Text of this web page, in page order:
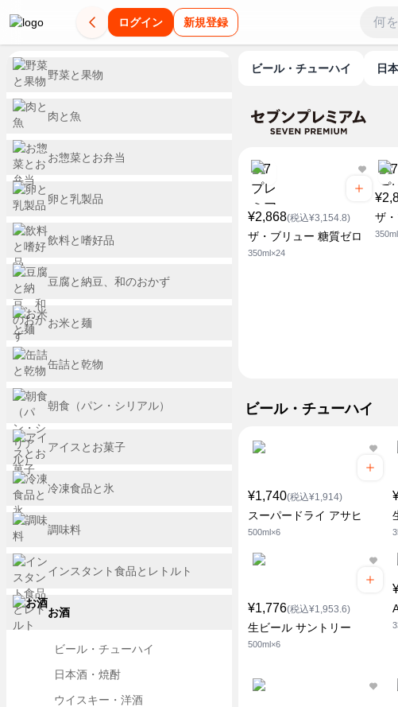
ログイン 新規登録
ビール・チューハイ
¥2,868(税込¥3,154.8)
ザ・ブリュー 糖質ゼロ
350ml×24
ザ
ビール・チューハイ
¥1,740(税込¥1,914)
スーパードライ アサヒ
500ml×6
¥1,776(税込¥1,953.6)
生ビール サントリー
500ml×6
野菜と果物
肉と魚
お惣菜とお弁当
卵と乳製品
飲料と嗜好品
豆腐と納豆、和のおかず
お米と麺
缶詰と乾物
朝食（パン・シリアル）
アイスとお菓子
冷凍食品と氷
調味料
インスタント食品とレトルト
お酒
ビール・チューハイ
日本酒・焼酎
ウイスキー・洋酒